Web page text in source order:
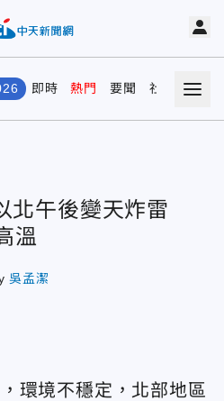
即時 熱門 要聞 社會 娛樂
北午後變天炸雷
溫
吳孟潔
環境不穩定，北部地區